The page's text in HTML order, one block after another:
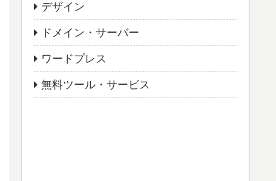
デザイン
ドメイン・サーバー
ワードプレス
無料ツール・サービス